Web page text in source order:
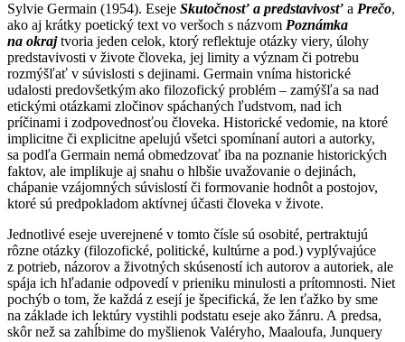
Sylvie Germain (1954). Eseje Skutočnosť a predstavivosť a Prečo,
ako aj krátky poetický text vo veršoch s názvom Poznámka
na okrajtvoria jeden celok, ktorý reflektuje otázky viery, úlohy
predstavivosti v živote človeka, jej limity a význam či potrebu
rozmýšľať v súvislosti s dejinami. Germain vníma historické
udalosti predovšetkým ako filozofický problém – zamýšľa sa nad
etickými otázkami zločinov spáchaných ľudstvom, nad ich
príčinami i zodpovednosťou človeka. Historické vedomie, na ktoré
implicitne či explicitne apelujú všetci spomínaní autori a autorky,
sa podľa Germain nemá obmedzovať iba na poznanie historických
faktov, ale implikuje aj snahu o hlbšie uvažovanie o dejinách,
chápanie vzájomných súvislostí či formovanie hodnôt a postojov,
ktoré sú predpokladom aktívnej účasti človeka v živote.
Jednotlivé eseje uverejnené v tomto čísle sú osobité, pertraktujú
rôzne otázky (filozofické, politické, kultúrne a pod.) vyplývajúce
z potrieb, názorov a životných skúseností ich autorov a autoriek, ale
spája ich hľadanie odpovedí v prieniku minulosti a prítomnosti. Niet
pochýb o tom, že každá z esejí je špecifická, že len ťažko by sme
na základe ich lektúry vystihli podstatu eseje ako žánru. A predsa,
skôr než sa zahĺbime do myšlienok Valéryho, Maaloufa, Junquery